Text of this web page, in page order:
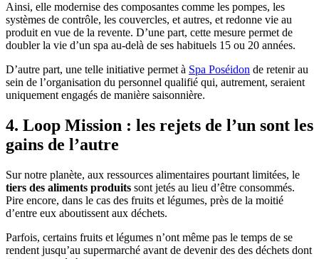
Ainsi, elle modernise des composantes comme les pompes, les
systèmes de contrôle, les couvercles, et autres, et redonne vie au
produit en vue de la revente. D’une part, cette mesure permet de
doubler la vie d’un spa au-delà de ses habituels 15 ou 20 années.
D’autre part, une telle initiative permet à Spa Poséidon de retenir au
sein de l’organisation du personnel qualifié qui, autrement, seraient
uniquement engagés de manière saisonnière.
4. Loop Mission : les rejets de l’un sont les
gains de l’autre
Sur notre planète, aux ressources alimentaires pourtant limitées, le
tiers des aliments produits sont jetés au lieu d’être consommés.
Pire encore, dans le cas des fruits et légumes, près de la moitié
d’entre eux aboutissent aux déchets.
Parfois, certains fruits et légumes n’ont même pas le temps de se
rendent jusqu’au supermarché avant de devenir des des déchets dont